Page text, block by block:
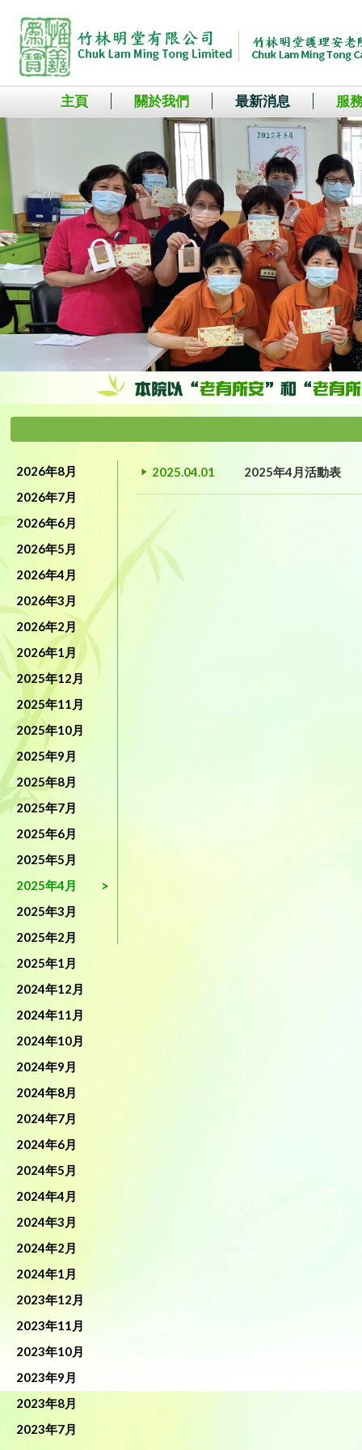
主頁 關於我們 最新消息 服
2026年8月
2026年7月
2026年6月
2026年5月
2026年4月
2026年3月
2026年2月
2026年1月
2025年12月
2025年11月
2025年10月
2025年9月
2025年8月
2025年7月
2025年6月
2025年5月
2025年4月
2025年3月
2025年2月
2025年1月
2024年12月
2024年11月
2024年10月
2024年9月
2024年8月
2024年7月
2024年6月
2024年5月
2024年4月
2024年3月
2024年2月
2024年1月
2023年12月
2023年11月
2023年10月
2023年9月
2023年8月
2023年7月
2025.04.01 2025年4月活動表